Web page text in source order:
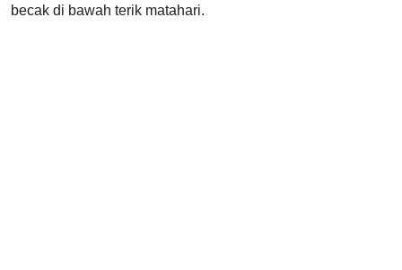
becak di bawah terik matahari.